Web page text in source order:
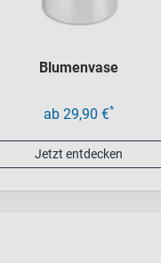
Blumenvase
ab 29,90 €*
Jetzt entdecken